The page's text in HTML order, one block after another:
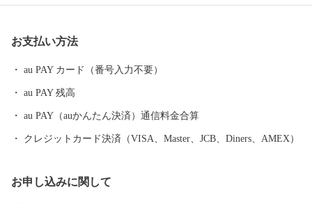
00,000本のダリアを咲かせ、毎年8月はじめから11月上旬の降霜の
時期まで開園しています。メキシコ原産のダリアは、ふるさとメ
います。
お支払い方法
au PAY カード（番号入力不要）
au PAY 残高
au PAY（auかんたん決済）通信料金合算
クレジットカード決済（VISA、Master、JCB、Diners、AMEX）
お申し込みに関して